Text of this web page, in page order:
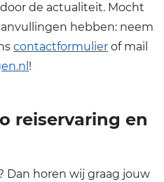
de actualiteit. Mocht
hebben: neem
contactformulier of mail
!
reiservaring en
Dan horen wij graag jouw